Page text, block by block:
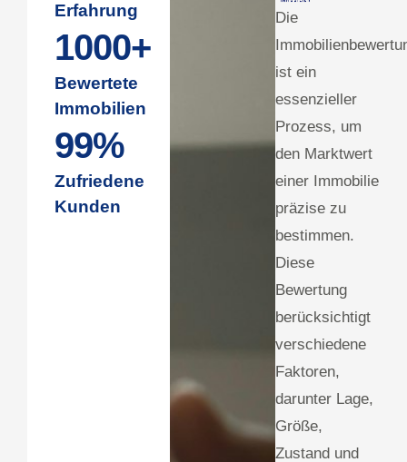
Erfahrung
Bewertete
Immobilien
1000+
Zufriedene
Kunden
99%
Die
ist ein
essenzieller
Prozess, um
den Marktwert
einer Immobilie
präzise zu
bestimmen.
Diese
Bewertung
berücksichtigt
verschiedene
Faktoren,
darunter Lage,
Größe,
Zustand und